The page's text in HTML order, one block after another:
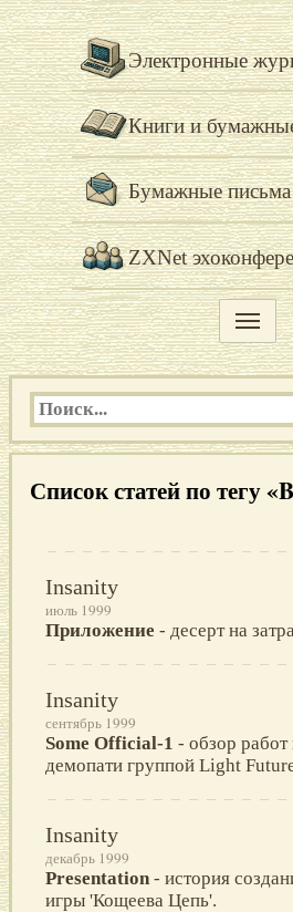
Электронные
Книги и
Бумажные письма
ZXNet
Список статей по тегу
Insanity
июль 1999
Приложение - десерт на
Insanity
сентябрь 1999
Some Official-1 - обзор
демопати группой Light
Insanity
декабрь 1999
Presentation - история
игры 'Кощеева Цепь'.